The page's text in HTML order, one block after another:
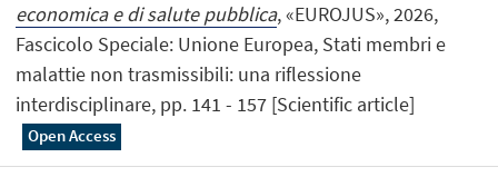
economica e di salute pubblica, «EUROJUS», 2026,
Fascicolo Speciale: Unione Europea, Stati membri e
malattie non trasmissibili: una riflessione
interdisciplinare, pp. 141 - 157 [Scientific article]
Open Access